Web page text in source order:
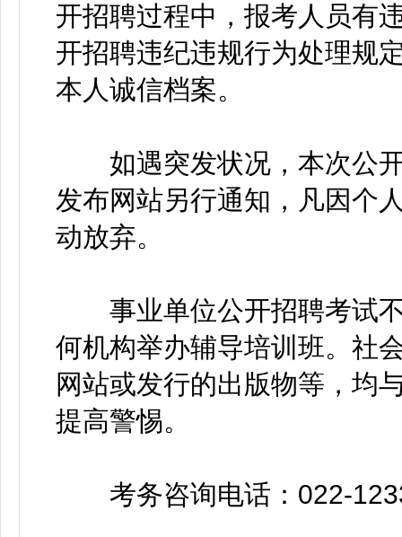
开招聘过程中，报考人员有
开招聘违纪违规行为处理规
本人诚信档案。
如遇突发状况，本次公开
发布网站另行通知，凡因个
动放弃。
事业单位公开招聘考试不
何机构举办辅导培训班。社
网站或发行的出版物等，均
提高警惕。
考务咨询电话：022-